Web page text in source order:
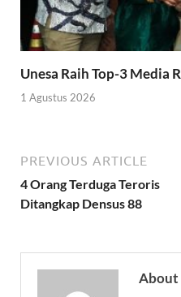
Unesa Raih Top-3 Media
1 Agustus 2026
PREVIOUS ARTICLE
4 Orang Terduga Teroris
Ditangkap Densus 88
About